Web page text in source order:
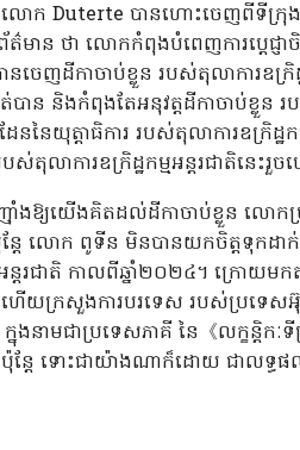
ោក Duterte បានហោះចេញពីទីក្រុ
ត៌មាន ថា លោកកំពុងបំពេញការប្តេជ្ញ
ចេញដីកាចាប់ខ្លួន របស់តុលាការឧក្
ាន និងកំពុងតែអនុវត្តដីកាចាប់ខ្លួន
ែននៃយុត្តាធិការ របស់តុលាការឧក្
បស់តុលាការឧក្រិដ្ឋកម្មអន្តរជាតិនេះរួ
ញ៉ាំងឱ្យយើងគិតដល់ដីកាចាប់ខ្លួន ល
ប៉ុន្តែ លោក ពូទីន មិនបានយកចិត្តទុ
ន្តរជាតិ កាលពីឆ្នាំ២០២៤។ ក្រោយមក
ហើយក្រសួងការបរទេស របស់ប្រទ
ងនាមជាប្រទេសភាគី នៃ《លក្ខន្តិក
ប៉ុន្តែ ទោះជាយ៉ាងណាក៏ដោយ ជាលទ្